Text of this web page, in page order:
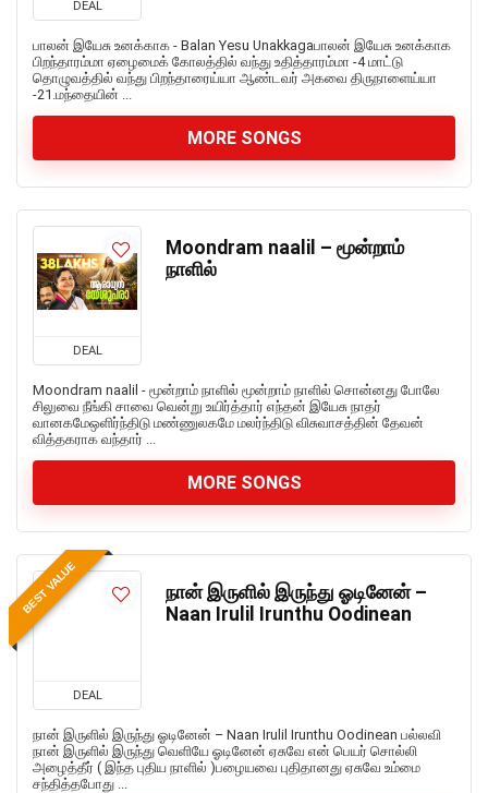
DEAL
பாலன் இயேசு உனக்காக - Balan Yesu Unakkagaபாலன் இயேசு உனக்காக
பிறந்தாரம்மா ஏழைமைக் கோலத்தில் வந்து உதித்தாரம்மா -4 மாட்டு
தொழுவத்தில் வந்து பிறந்தாரைய்யா ஆண்டவர் அகவை திருநாளைய்யா
-21.மந்தையின் ...
MORE SONGS
DEAL
Moondram naalil – மூன்றாம்
நாளில்
Moondram naalil - மூன்றாம் நாளில் மூன்றாம் நாளில் சொன்னது போலே
சிலுவை நீங்கி சாவை வென்று உயிர்த்தார் எந்தன் இயேசு நாதர்
வானகமேஒளிர்ந்திடு மண்ணுலகமே மலர்ந்திடு விசுவாசத்தின் தேவன்
வித்தகராக வந்தார் ...
MORE SONGS
BEST VALUE
DEAL
நான் இருளில் இருந்து ஓடினேன் –
Naan Irulil Irunthu Oodinean
நான் இருளில் இருந்து ஓடினேன் – Naan Irulil Irunthu Oodinean பல்லவி
நான் இருளில் இருந்து வெளியே ஓடினேன் ஏசுவே என் பெயர் சொல்லி
அழைத்தீர் ( இந்த புதிய நாளில் )பழையவை புதிதானது ஏசுவே உம்மை
சந்தித்தபோது ...